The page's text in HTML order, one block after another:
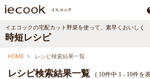
イエコックの宅配カット野菜を使って、素早くおいしく
時短レシピ
HOME レシピ検索結果一覧
レシピ検索結果一覧 ( 10件中 1 - 10件を